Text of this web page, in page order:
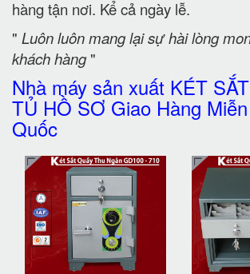
hàng tận nơi. Kể cả ngày lễ.
" Luôn luôn mang lại sự hài lòng
khách hàng"
Nhà máy sản xuất KÉT
TỦ HỒ SƠ Giao Hàng
Quốc